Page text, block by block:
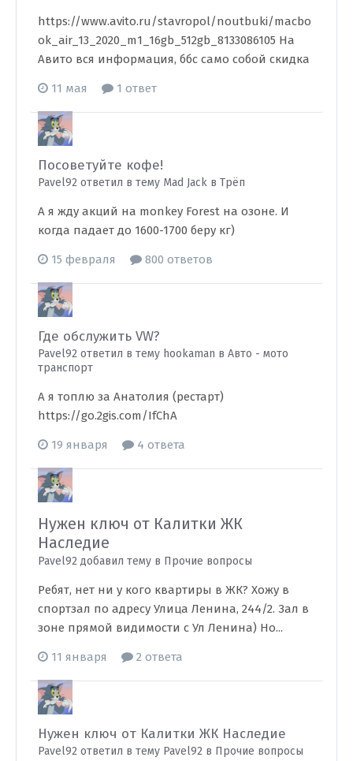
https://www.avito.ru/stavropol/noutbuki/macbo
ok_air_13_2020_m1_16gb_512gb_8133086105 На
Авито вся информация, ббс само собой скидка
11 мая 1 ответ
Посоветуйте кофе!
Pavel92 ответил в тему Mad Jack в Трёп
А я жду акций на monkey Forest на озоне. И
когда падает до 1600-1700 беру кг)
15 февраля 800 ответов
Где обслужить VW?
Pavel92 ответил в тему hookaman в Авто - мото
транспорт
А я топлю за Анатолия (рестарт)
https://go.2gis.com/IfChA
19 января 4 ответа
Нужен ключ от Калитки ЖК
Наследие
Pavel92 добавил тему в Прочие вопросы
Ребят, нет ни у кого квартиры в ЖК? Хожу в
спортзал по адресу Улица Ленина, 244/2. Зал в
зоне прямой видимости с Ул Ленина) Но...
11 января 2 ответа
Нужен ключ от Калитки ЖК Наследие
Pavel92 ответил в тему Pavel92 в Прочие вопросы